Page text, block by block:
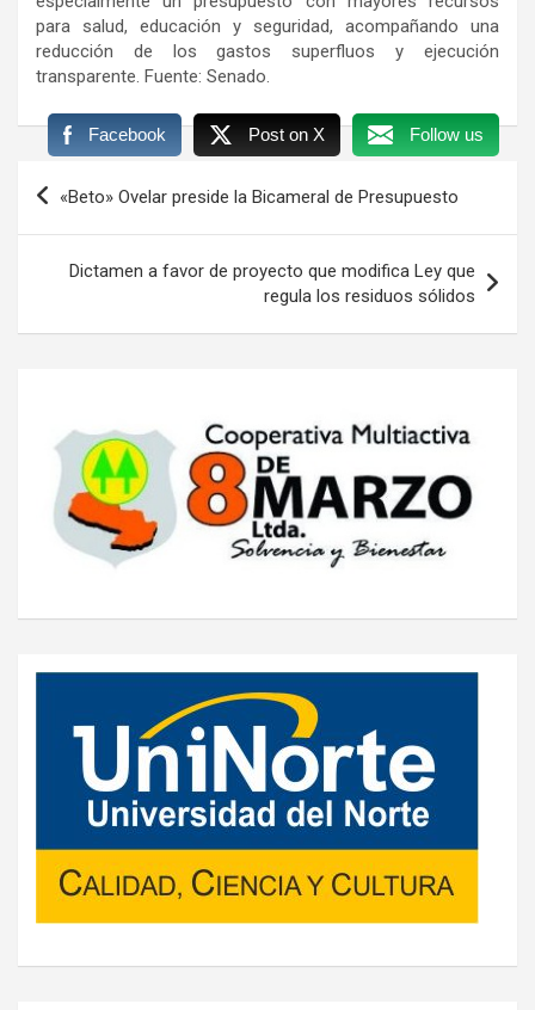
para salud, educación y seguridad, acompañando una
reducción de los gastos superfluos y ejecución
transparente. Fuente: Senado.
Facebook Post on X Follow us
Navegación
«Beto» Ovelar preside la Bicameral de Presupuesto
Dictamen a favor de proyecto que modifica Ley que
regula los residuos sólidos